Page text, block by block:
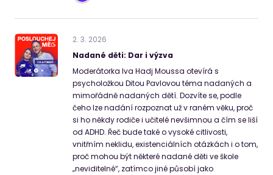
2. 3. 2026
Nadané děti: Dar i výzva
Moderátorka Iva Hadj Moussa otevírá s
psycholožkou Ditou Pavlovou téma nadaných a
mimořádně nadaných dětí. Dozvíte se, podle
čeho lze nadání rozpoznat už v raném věku, proč
si ho někdy rodiče i učitelé nevšimnou a čím se liší
od ADHD. Řeč bude také o vysoké citlivosti,
vnitřním neklidu, existenciálních otázkách i o tom,
proč mohou být některé nadané děti ve škole
„neviditelné“, zatímco jiné působí jako